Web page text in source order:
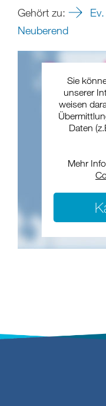
Gehört zu:
Neuberend
Sie
unserer
weisen
Daten
Mehr